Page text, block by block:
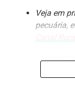
produtiva da
primeiro em
Veja em
pecuária,
Canal
preços da carne